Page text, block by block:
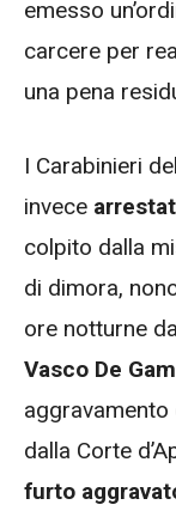
emesso
carcere per
una pena
I Carabinieri
invece
colpito dalla
di dimora,
ore notturne
Vasco De
dalla Corte
furto